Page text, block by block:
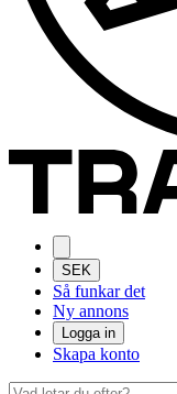
SEK
Så funkar det
Ny annons
Logga in
Skapa konto